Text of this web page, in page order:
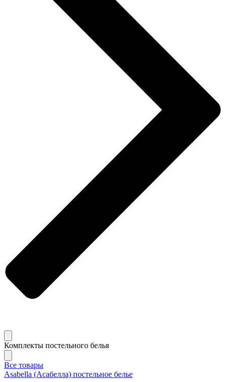
Комплекты постельного белья
Все товары
Asabella (Асабелла) постельное белье